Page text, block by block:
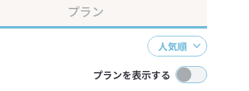
プラン
人気順
プランを表示する